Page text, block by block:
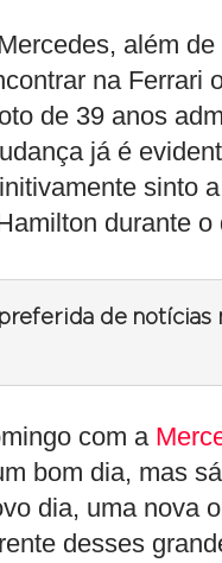
além
na Ferrari
de 39 anos
já é
sinto
durante
de notícias
com a
bom dia, mas
dia, uma nova
desses